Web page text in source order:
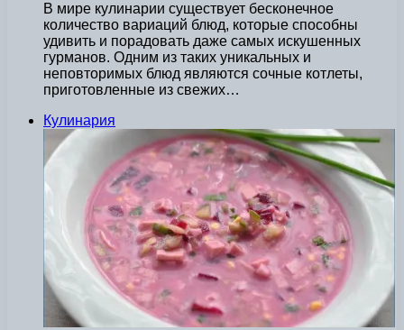
В мире кулинарии существует бесконечное
количество вариаций блюд, которые способны
удивить и порадовать даже самых искушенных
гурманов. Одним из таких уникальных и
неповторимых блюд являются сочные котлеты,
приготовленные из свежих…
Кулинария